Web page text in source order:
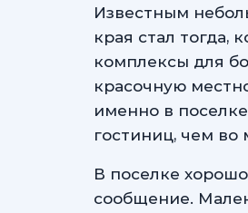
Известным
края стал тогда,
комплексы для
красочную
именно в
гостиниц, чем во
В поселке
сообщение.